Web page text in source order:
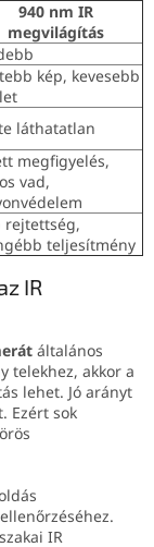
940 nm IR
megvilágítás
kép, kevesebb
láthatatlan
megfigyelés,
vad,
rejtettség,
teljesítmény
IR
általános
telekhez, akkor a
lehet. Jó arányt
Ezért sok
IR